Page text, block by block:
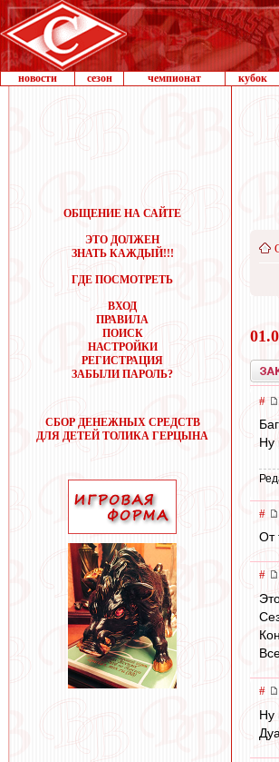
новости сезон чемпионат кубок
ОБЩЕНИЕ НА САЙТЕ
ЭТО ДОЛЖЕН
ЗНАТЬ КАЖДЫЙ!!!
ГДЕ ПОСМОТРЕТЬ
ВХОД
ПРАВИЛА
ПОИСК
НАСТРОЙКИ
РЕГИСТРАЦИЯ
ЗАБЫЛИ ПАРОЛЬ?
СБОР ДЕНЕЖНЫХ СРЕДСТВ
ДЛЯ ДЕТЕЙ ТОЛИКА ГЕРЦЫНА
#
Ну
#
От
#
#
Ну